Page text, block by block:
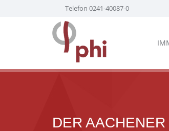
Telefon 0241-40087-0
DER